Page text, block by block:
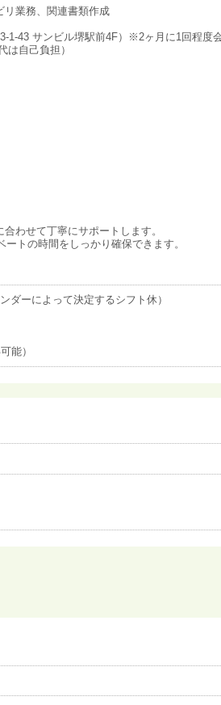
リ業務、関連書類作成
1-43 サンビル堺駅前4F）※2ヶ月に1回程度
は自己負担）
わせて丁寧にサポートします。
トの時間をしっかり確保できます。
ダーによって決定するシフト休）
能）